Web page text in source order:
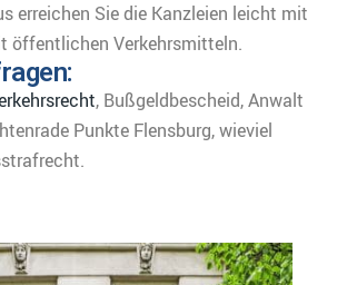
erreichen Sie die Kanzleien leicht mit
öffentlichen Verkehrsmitteln.
, Bußgeldbescheid, Anwalt
Punkte Flensburg, wieviel